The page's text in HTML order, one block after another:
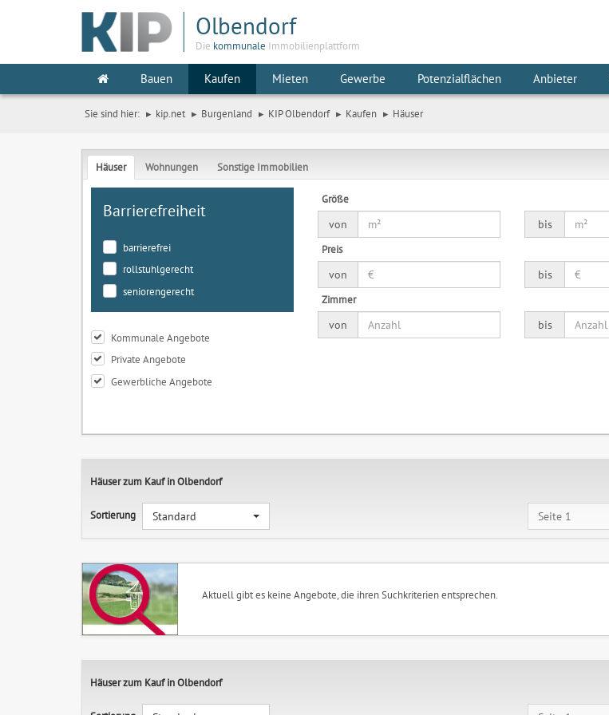
Olbendorf
Die kommunale Immobilienplattform
Bauen Kaufen Mieten Gewerbe Potenzialflächen Anbieter
Sie sind hier: kip.net Burgenland KIP Olbendorf Kaufen Häuser
Häuser Wohnungen Sonstige Immobilien
Barrierefreiheit
barrierefrei
rollstuhlgerecht
seniorengerecht
Kommunale Angebote
Private Angebote
Gewerbliche Angebote
Größe
von
bis
Preis
von
bis
Zimmer
von
bis
Häuser zum Kauf in Olbendorf
Sortierung Standard Seite 1
Aktuell gibt es keine Angebote, die ihren Suchkriterien entsprechen.
Häuser zum Kauf in Olbendorf